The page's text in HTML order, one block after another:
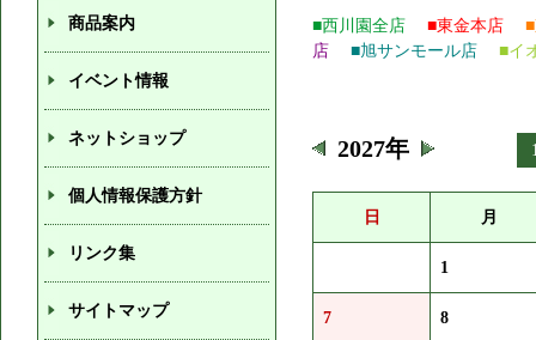
■西川園全店 ■東金本店
店
■旭サンモール店 ■イ
2027年
日 月
1
7 8
商品案内
イベント情報
ネットショップ
個人情報保護方針
リンク集
サイトマップ